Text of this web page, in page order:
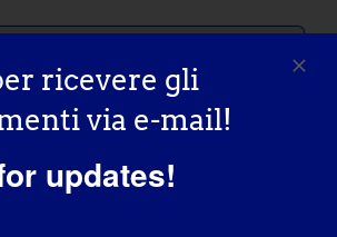
affetti da una forma di
degli arti (LGMD)?
ricevere gli
via e-mail!
updates!